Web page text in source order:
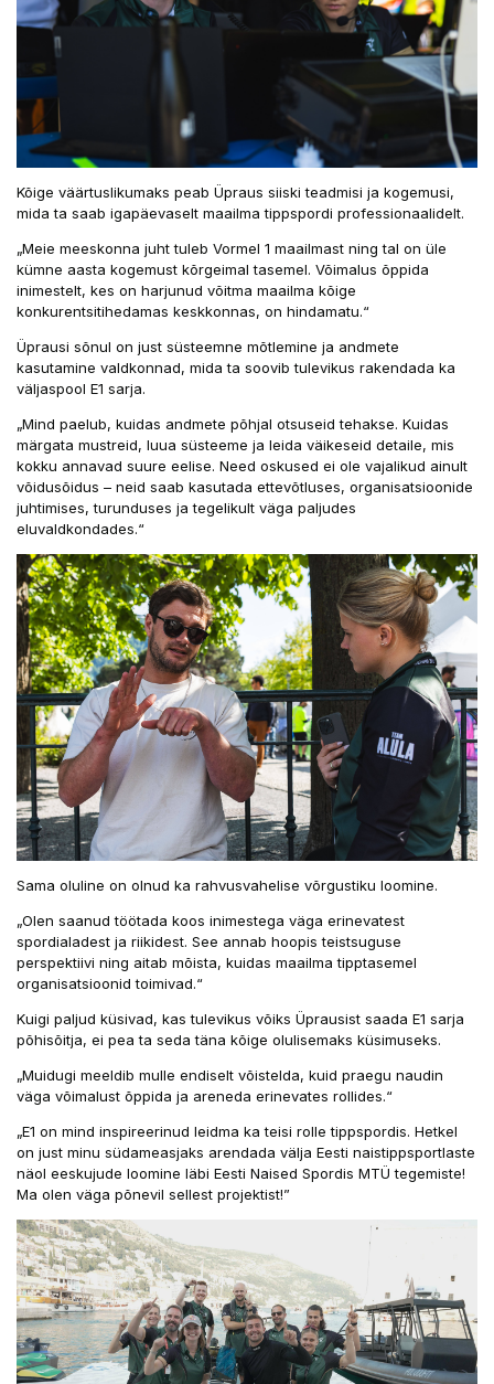
Kõige väärtuslikumaks peab Üpraus siiski teadmisi ja kogemusi,
mida ta saab igapäevaselt maailma tippspordi professionaalidelt.
„Meie meeskonna juht tuleb Vormel 1 maailmast ning tal on üle
kümne aasta kogemust kõrgeimal tasemel. Võimalus õppida
inimestelt, kes on harjunud võitma maailma kõige
konkurentsitihedamas keskkonnas, on hindamatu.“
Üprausi sõnul on just süsteemne mõtlemine ja andmete
kasutamine valdkonnad, mida ta soovib tulevikus rakendada ka
väljaspool E1 sarja.
„Mind paelub, kuidas andmete põhjal otsuseid tehakse. Kuidas
märgata mustreid, luua süsteeme ja leida väikeseid detaile, mis
kokku annavad suure eelise. Need oskused ei ole vajalikud ainult
võidusõidus – neid saab kasutada ettevõtluses, organisatsioonide
juhtimises, turunduses ja tegelikult väga paljudes
eluvaldkondades.“
Sama oluline on olnud ka rahvusvahelise võrgustiku loomine.
„Olen saanud töötada koos inimestega väga erinevatest
spordialadest ja riikidest. See annab hoopis teistsuguse
perspektiivi ning aitab mõista, kuidas maailma tipptasemel
organisatsioonid toimivad.“
Kuigi paljud küsivad, kas tulevikus võiks Üprausist saada E1 sarja
põhisõitja, ei pea ta seda täna kõige olulisemaks küsimuseks.
„Muidugi meeldib mulle endiselt võistelda, kuid praegu naudin
väga võimalust õppida ja areneda erinevates rollides.“
„E1 on mind inspireerinud leidma ka teisi rolle tippspordis. Hetkel
on just minu südameasjaks arendada välja Eesti naistippsportlaste
näol eeskujude loomine läbi Eesti Naised Spordis MTÜ tegemiste!
Ma olen väga põnevil sellest projektist!”